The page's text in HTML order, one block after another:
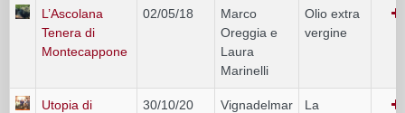
L’Ascolana
Tenera di
Montecappone
02/05/18
Marco
Oreggia e
Laura
Marinelli
Olio extra
vergine
Utopia di
30/10/20 Vignadelmar
La